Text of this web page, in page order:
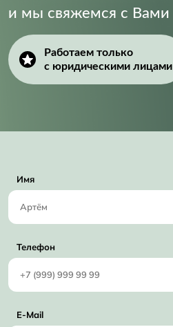
и мы свяжемся с Вами
Работаем только
с юридическими лицами
Имя
Телефон
E-Mail